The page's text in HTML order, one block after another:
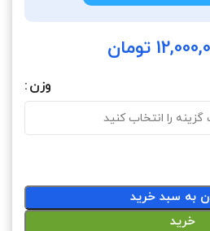
تومان
وزن
به سبد خرید
خرید